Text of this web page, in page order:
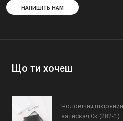
НАПИШІТЬ НАМ
Що ти хочеш
Чоловічий шкіряний
затискач Ск (282-1)